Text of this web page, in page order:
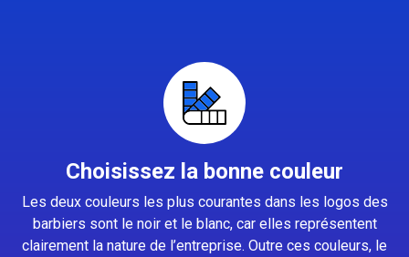
Choisissez la bonne couleur
Les deux couleurs les plus courantes dans les logos des
barbiers sont le noir et le blanc, car elles représentent
clairement la nature de l’entreprise. Outre ces couleurs, le